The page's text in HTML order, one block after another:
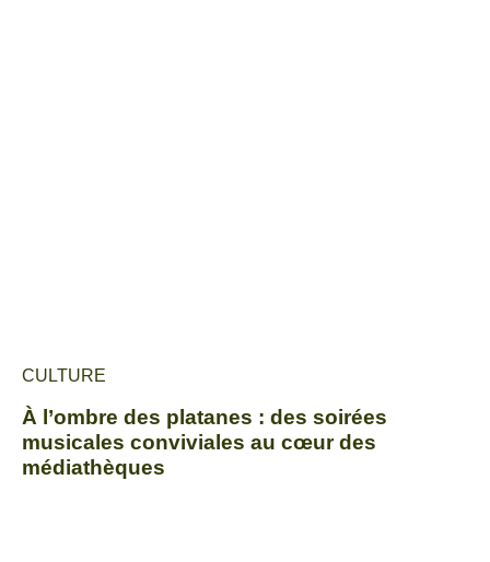
CULTURE
À l’ombre des platanes : des soirées
musicales conviviales au cœur des
médiathèques